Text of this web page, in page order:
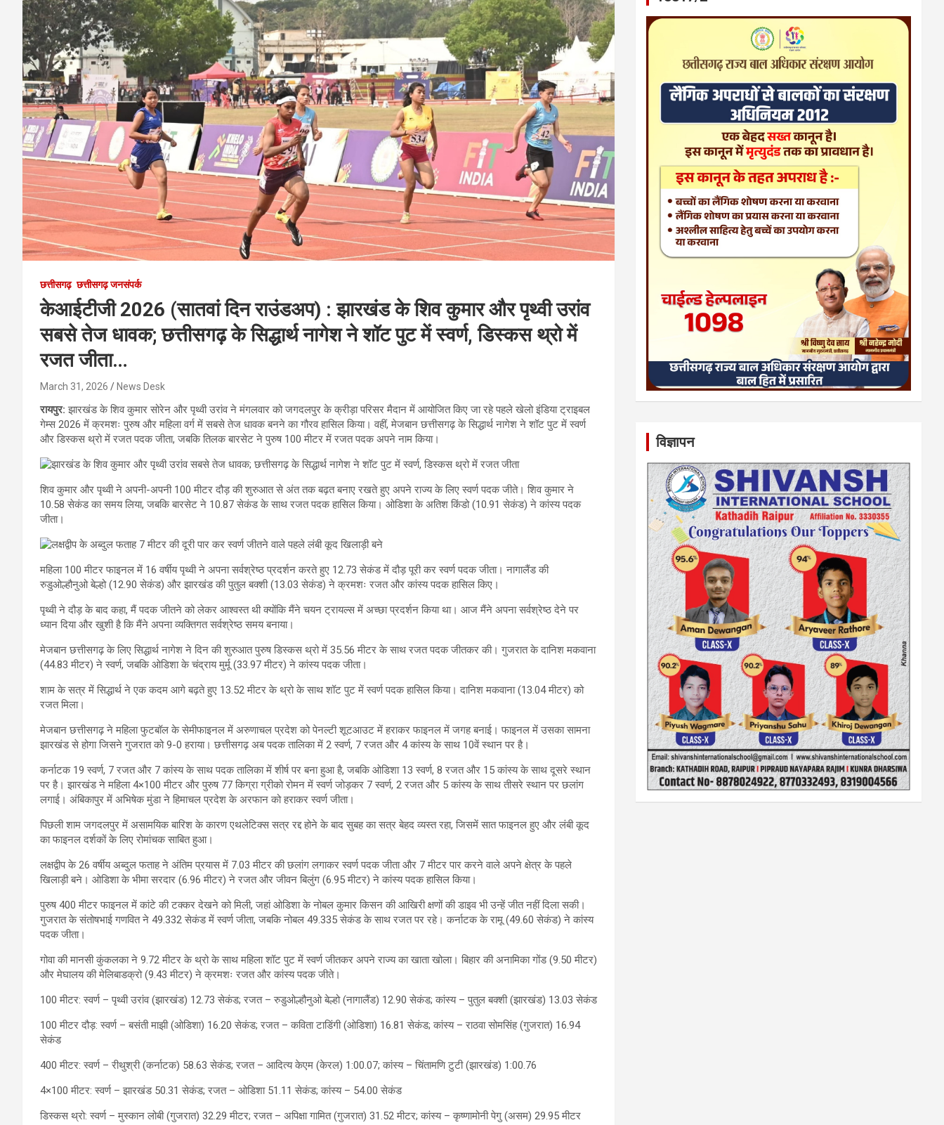
छत्तीसगढ़ छत्तीसगढ़ जनसंपर्क
केआईटीजी 2026 (सातवां दिन राउंडअप) : झारखंड के शिव कुमार और पृथ्वी उरांव
सबसे तेज धावक; छत्तीसगढ़ के सिद्धार्थ नागेश ने शॉट पुट में स्वर्ण, डिस्कस थ्रो में
रजत जीता…
March 31, 2026 News Desk
रायपुर:झारखंड के शिव कुमार सोरेन और पृथ्वी उरांव ने मंगलवार को जगदलपुर के क्रीड़ा परिसर मैदान में आयोजित किए जा रहे पहले खेलो इंडिया ट्राइबल
गेम्स 2026 में क्रमशः पुरुष और महिला वर्ग में सबसे तेज धावक बनने का गौरव हासिल किया। वहीं, मेजबान छत्तीसगढ़ के सिद्धार्थ नागेश ने शॉट पुट में स्वर्ण
और डिस्कस थ्रो में रजत पदक जीता, जबकि तिलक बारसेट ने पुरुष 100 मीटर में रजत पदक अपने नाम किया।
शिव कुमार और पृथ्वी ने अपनी-अपनी 100 मीटर दौड़ की शुरुआत से अंत तक बढ़त बनाए रखते हुए अपने राज्य के लिए स्वर्ण पदक जीते। शिव कुमार ने
10.58 सेकंड का समय लिया, जबकि बारसेट ने 10.87 सेकंड के साथ रजत पदक हासिल किया। ओडिशा के अतिश किंडो (10.91 सेकंड) ने कांस्य पदक
जीता।
महिला 100 मीटर फाइनल में 16 वर्षीय पृथ्वी ने अपना सर्वश्रेष्ठ प्रदर्शन करते हुए 12.73 सेकंड में दौड़ पूरी कर स्वर्ण पदक जीता। नागालैंड की
रुडुओल्हौनुओ बेल्हो (12.90 सेकंड) और झारखंड की पुतुल बक्शी (13.03 सेकंड) ने क्रमशः रजत और कांस्य पदक हासिल किए।
पृथ्वी ने दौड़ के बाद कहा, मैं पदक जीतने को लेकर आश्वस्त थी क्योंकि मैंने चयन ट्रायल्स में अच्छा प्रदर्शन किया था। आज मैंने अपना सर्वश्रेष्ठ देने पर
ध्यान दिया और खुशी है कि मैंने अपना व्यक्तिगत सर्वश्रेष्ठ समय बनाया।
मेजबान छत्तीसगढ़ के लिए सिद्धार्थ नागेश ने दिन की शुरुआत पुरुष डिस्कस थ्रो में 35.56 मीटर के साथ रजत पदक जीतकर की। गुजरात के दानिश मकवाना
(44.83 मीटर) ने स्वर्ण, जबकि ओडिशा के चंद्राय मुर्मू (33.97 मीटर) ने कांस्य पदक जीता।
शाम के सत्र में सिद्धार्थ ने एक कदम आगे बढ़ते हुए 13.52 मीटर के थ्रो के साथ शॉट पुट में स्वर्ण पदक हासिल किया। दानिश मकवाना (13.04 मीटर) को
रजत मिला।
मेजबान छत्तीसगढ़ ने महिला फुटबॉल के सेमीफाइनल में अरुणाचल प्रदेश को पेनल्टी शूटआउट में हराकर फाइनल में जगह बनाई। फाइनल में उसका सामना
झारखंड से होगा जिसने गुजरात को 9-0 हराया। छत्तीसगढ़ अब पदक तालिका में 2 स्वर्ण, 7 रजत और 4 कांस्य के साथ 10वें स्थान पर है।
कर्नाटक 19 स्वर्ण, 7 रजत और 7 कांस्य के साथ पदक तालिका में शीर्ष पर बना हुआ है, जबकि ओडिशा 13 स्वर्ण, 8 रजत और 15 कांस्य के साथ दूसरे स्थान
पर है। झारखंड ने महिला 4×100 मीटर और पुरुष 77 किग्रा ग्रीको रोमन में स्वर्ण जोड़कर 7 स्वर्ण, 2 रजत और 5 कांस्य के साथ तीसरे स्थान पर छलांग
लगाई। अंबिकापुर में अभिषेक मुंडा ने हिमाचल प्रदेश के अरफान को हराकर स्वर्ण जीता।
पिछली शाम जगदलपुर में असामयिक बारिश के कारण एथलेटिक्स सत्र रद्द होने के बाद सुबह का सत्र बेहद व्यस्त रहा, जिसमें सात फाइनल हुए और लंबी कूद
का फाइनल दर्शकों के लिए रोमांचक साबित हुआ।
लक्षद्वीप के 26 वर्षीय अब्दुल फताह ने अंतिम प्रयास में 7.03 मीटर की छलांग लगाकर स्वर्ण पदक जीता और 7 मीटर पार करने वाले अपने क्षेत्र के पहले
खिलाड़ी बने। ओडिशा के भीमा सरदार (6.96 मीटर) ने रजत और जीवन बिलुंग (6.95 मीटर) ने कांस्य पदक हासिल किया।
पुरुष 400 मीटर फाइनल में कांटे की टक्कर देखने को मिली, जहां ओडिशा के नोबल कुमार किसन की आखिरी क्षणों की डाइव भी उन्हें जीत नहीं दिला सकी।
गुजरात के संतोषभाई गणवित ने 49.332 सेकंड में स्वर्ण जीता, जबकि नोबल 49.335 सेकंड के साथ रजत पर रहे। कर्नाटक के रामू (49.60 सेकंड) ने कांस्य
पदक जीता।
गोवा की मानसी कुंकलका ने 9.72 मीटर के थ्रो के साथ महिला शॉट पुट में स्वर्ण जीतकर अपने राज्य का खाता खोला। बिहार की अनामिका गोंड (9.50 मीटर)
और मेघालय की मेलिबाडक्रो (9.43 मीटर) ने क्रमशः रजत और कांस्य पदक जीते।
100 मीटर: स्वर्ण – पृथ्वी उरांव (झारखंड) 12.73 सेकंड; रजत – रुडुओल्हौनुओ बेल्हो (नागालैंड) 12.90 सेकंड; कांस्य – पुतुल बक्शी (झारखंड) 13.03 सेकंड
100 मीटर दौड़: स्वर्ण – बसंती माझी (ओडिशा) 16.20 सेकंड; रजत – कविता टाडिंगी (ओडिशा) 16.81 सेकंड; कांस्य – राठवा सोमसिंह (गुजरात) 16.94
सेकंड
400 मीटर: स्वर्ण – रीथुश्री (कर्नाटक) 58.63 सेकंड; रजत – आदित्य केएम (केरल) 1:00.07; कांस्य – चिंतामणि टुटी (झारखंड) 1:00.76
4×100 मीटर: स्वर्ण – झारखंड 50.31 सेकंड; रजत – ओडिशा 51.11 सेकंड; कांस्य – 54.00 सेकंड
डिस्कस थ्रो: स्वर्ण – मुस्कान लोबी (गुजरात) 32.29 मीटर; रजत – अपिक्षा गामित (गुजरात) 31.52 मीटर; कांस्य – कृष्णामोनी पेगु (असम) 29.95 मीटर
विज्ञापन